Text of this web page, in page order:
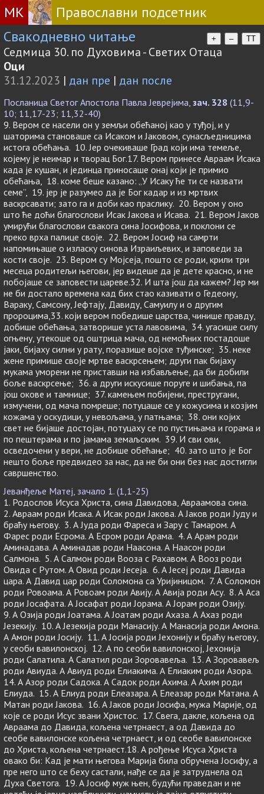
МК
Православни подсетник
Свакодневно читање
+ – TT
Седмица 30. по Духовима - Светих Отаца
Оци
31.12.2023 | дан пре | дан после
Посланица Светог Апостола Павла Јеврејима, зач. 328 (11,9-
10; 11,17-23; 11,32-40)
9. Вером се насели он у земљи обећаној као у туђој, и у
шаторима становаше са Исаком и Јаковом, сунасљедницима
истога обећања. 10. Јер очекиваше Град који има темеље,
којему је неимар и творац Бог.17. Вером принесе Авраам Исака
када је кушан, и јединца приносаше онај који је примио
обећања, 18. коме беше казано: „У Исаку ће ти се назвати
семе”, 19. јер је разумео да је Бог кадар и из мртвих
васкрсавати; зато га и доби као праслику. 20. Вером у оно
што ће доћи благослови Исак Јакова и Исава. 21. Вером Јаков
умирући благослови свакога сина Јосифова, и поклони се
преко врха палице своје. 22. Вером Јосиф на самрти
напомињаше о изласку синова Израиљевих, и заповеди за
кости своје. 23. Вером су Мојсеја, пошто се роди, крили три
месеца родитељи његови, јер видеше да је дете красно, и не
побојаше се заповести цареве.32. И шта још да кажем? Јер ми
не би достало времена кад бих стао казивати о Гедеону,
Вараку, Самсону, Јефтају, Давиду, Самуилу и о другим
пророцима,33. који вером победише царства, чинише правду,
добише обећања, затворише уста лавовима, 34. угасише силу
огњену, утекоше од оштрица мача, од немоћних постадоше
јаки, бијаху силни у рату, поразише војске туђинске; 35. неке
жене примише своје мртве васкрсењем; други пак бијаху
мукама уморени не приставши на избављење, да би добили
боље васкрсење; 36. а други искусише поруге и шибања, па
још окове и тамнице; 37. камењем побијени, престругани,
измучени, од мача помреше; потуцаше се у кожусима и козјим
кожама у оскудици, у невољама, у патњама; 38. они којих
свет не бијаше достојан, потуцаху се по пустињама и горама и
по пештерама и по јамама земаљским. 39. И сви ови,
осведочени у вери, не добише обећање; 40. зато што је Бог
нешто боље предвидео за нас, да не би они без нас достигли
савршенство.
Јеванђеље Матеј, зачало 1. (1,1-25)
1. Родослов Исуса Христа, сина Давидова, Авраамова сина.
2. Авраам роди Исака. А Исак роди Јакова. А Јаков роди Јуду и
браћу његову. 3. А Јуда роди Фареса и Зару с Тамаром. А
Фарес роди Есрома. А Есром роди Арама. 4. А Арам роди
Аминадава. А Аминадав роди Наасона. А Наасон роди
Салмона. 5. А Салмон роди Вооза с Рахавом. А Вооз роди
Овида с Рутом. А Овид роди Јесеја. 6. А Јесеј роди Давида
цара. А Давид цар роди Соломона са Уријиницом. 7. А Соломон
роди Ровоама. А Ровоам роди Авију. А Авија роди Асу. 8. А Аса
роди Јосафата. А Јосафат роди Јорама. А Јорам роди Озију.
9. А Озија роди Јоатама. А Јоатам роди Ахаза. А Ахаз роди
Језекију. 10. А Језекија роди Манасију. А Манасија роди Амона.
А Амон роди Јосију. 11. А Јосија роди Јехонију и браћу његову,
у сеоби вавилонској. 12. А по сеоби вавилонској, Јехонија
роди Салатила. А Салатил роди Зоровавеља. 13. А Зоровавељ
роди Авиуда. А Авиуд роди Елиакима. А Елиаким роди Азора.
14. А Азор роди Садока. А Садок роди Ахима. А Ахим роди
Елиуда. 15. А Елиуд роди Елеазара. А Елеазар роди Матана. А
Матан роди Јакова. 16. А Јаков роди Јосифа, мужа Марије, од
које се роди Исус звани Христос. 17. Свега, дакле, кољена од
Авраама до Давида, кољена четрнаест, а од Давида до
сеобе вавилонске кољена четрнаест, и од сеобе вавилонске
до Христа, кољена четрнаест.18. А рођење Исуса Христа
овако би: Кад је мати његова Марија била обручена Јосифу, а
пре него што се беху састали, нађе се да је затруднела од
Духа Светога. 19. А Јосиф муж њен, будући праведан и не